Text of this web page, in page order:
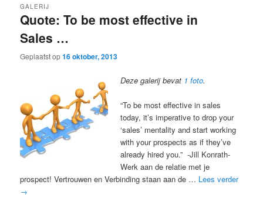
Quote: To be most effective in
Sales …
GALERIJ
Geplaatst op16 oktober, 2013
Deze galerij bevat 1 foto.
“To be most effective in sales
today, it’s imperative to drop your
‘sales’ mentality and start working
with your prospects as if they’ve
already hired you.” -Jill Konrath-
Werk aan de relatie met je
prospect! Vertrouwen en Verbinding staan aan de … Lees verder
→